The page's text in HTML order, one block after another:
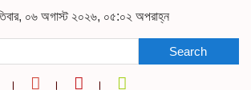
০৬ অগাস্ট ২০২৬, ০৫:০২ অপরাহ্ন
Search